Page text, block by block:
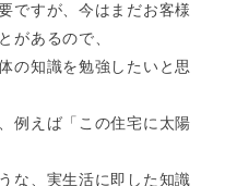
ですが、今はまだお客様
があるので、
の知識を勉強したいと思
例えば「この住宅に太陽
な、実生活に即した知識